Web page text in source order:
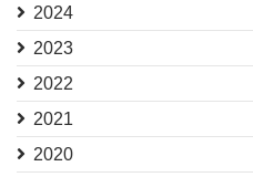
2024
2023
2022
2021
2020